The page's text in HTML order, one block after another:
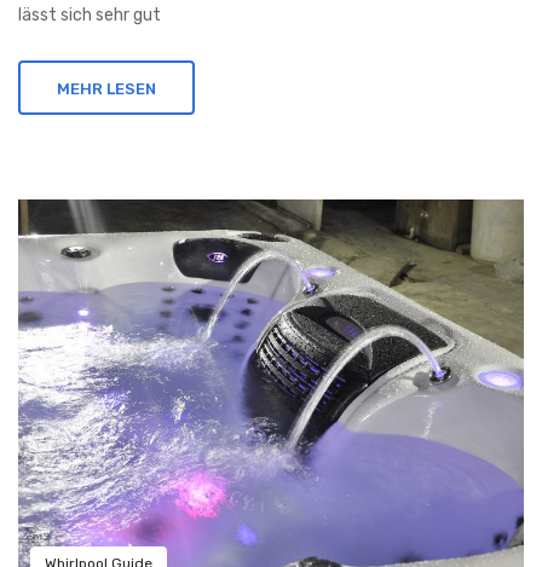
lässt sich sehr gut
MEHR LESEN
Whirlpool Guide